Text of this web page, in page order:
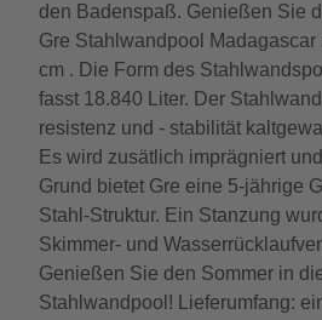
den Badenspaß. Genießen Sie
Gre Stahlwandpool
cm . Die Form des
fasst 18.840 Liter. Der
resistenz und - stabilität
Es wird zusätlich imprägniert
Grund bietet Gre eine 5-jährige
Stahl-Struktur. Ein Stanzung
Skimmer- und
Genießen Sie den Sommer in
Stahlwandpool! Lieferumfang: